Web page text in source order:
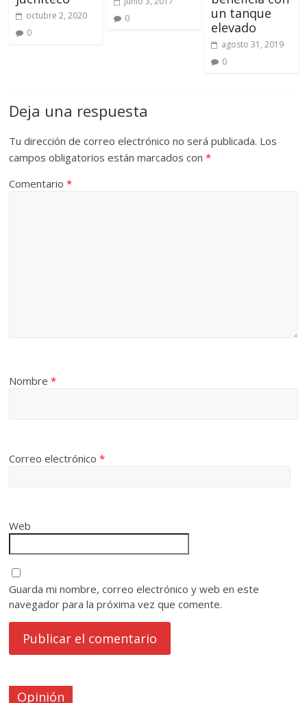
octubre 2, 2020
0
0
un tanque
elevado
agosto 31, 2019
0
Deja una respuesta
Tu dirección de correo electrónico no será publicada. Los
campos obligatorios están marcados con*
Comentario*
Nombre*
Correo electrónico*
Web
Guarda mi nombre, correo electrónico y web en este
navegador para la próxima vez que comente.
Opinión